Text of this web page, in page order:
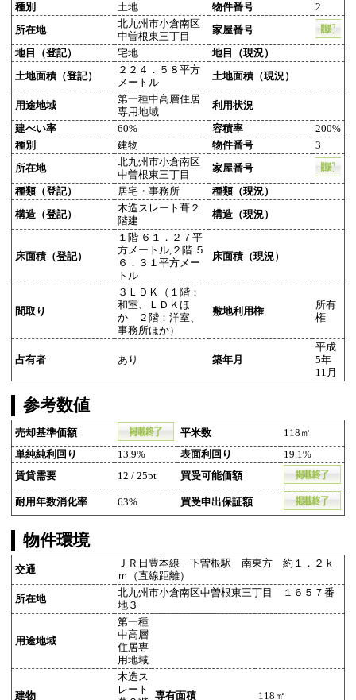
種別
土地 物件番号 2
所在地
北九州市小倉南区
中曽根東三丁目
家屋番号
地目（登記） 宅地 地目（現況）
土地面積（登記）
２２４．５８平方
メートル
土地面積（現況）
用途地域
第一種中高層住居
専用地域
利用状況
建ぺい率 60% 容積率
200%
種別
建物 物件番号 3
所在地
北九州市小倉南区
中曽根東三丁目
家屋番号
種類（登記） 居宅・事務所 種類（現況）
構造（登記）
木造スレート葺２
階建
構造（現況）
床面積（登記）
１階 ６１．２７平
方メートル,２階 ５
６．３１平方メー
トル
床面積（現況）
間取り
３ＬＤＫ（１階：
和室、ＬＤＫほ
か ２階：洋室、
事務所ほか）
敷地利用権
所有
権
占有者 あり 築年月
平成
5年
11月
参考数値
売却基準価額 平米数
118㎡
単純純利回り
13.9% 表面利回り
19.1%
賃貸需要
12 / 25pt 買受可能価額
耐用年数消化率 63% 買受申出保証額
物件環境
交通
ＪＲ日豊本線 下曽根駅 南東方 約１．２ｋ
ｍ（直線距離）
所在地
北九州市小倉南区中曽根東三丁目 １６５７番
地３
用途地域
第一種
中高層
住居専
用地域
建物
木造ス
レート
専有面積 118㎡